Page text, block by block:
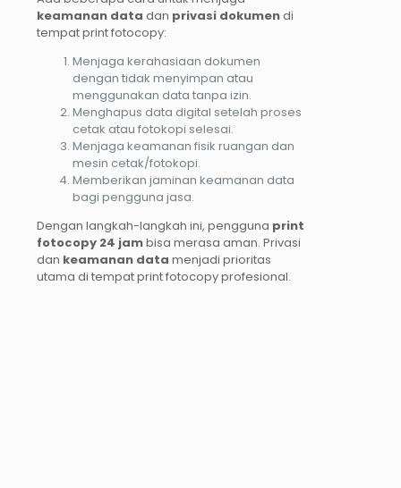
keamanan data dan privasi dokumendi
tempat print fotocopy:
Menjaga kerahasiaan dokumen
dengan tidak menyimpan atau
menggunakan data tanpa izin.
Menghapus data digital setelah proses
cetak atau fotokopi selesai.
Menjaga keamanan fisik ruangan dan
mesin cetak/fotokopi.
Memberikan jaminan keamanan data
bagi pengguna jasa.
Dengan langkah-langkah ini, pengguna print
fotocopy 24 jambisa merasa aman. Privasi
dan keamanan data menjadi prioritas
utama di tempat print fotocopy profesional.